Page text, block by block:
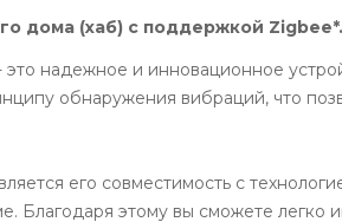
дома (хаб) с поддержкой Zigbee*.
надежное и инновационное
обнаружения вибраций, что
его совместимость с
этому вы сможете легко